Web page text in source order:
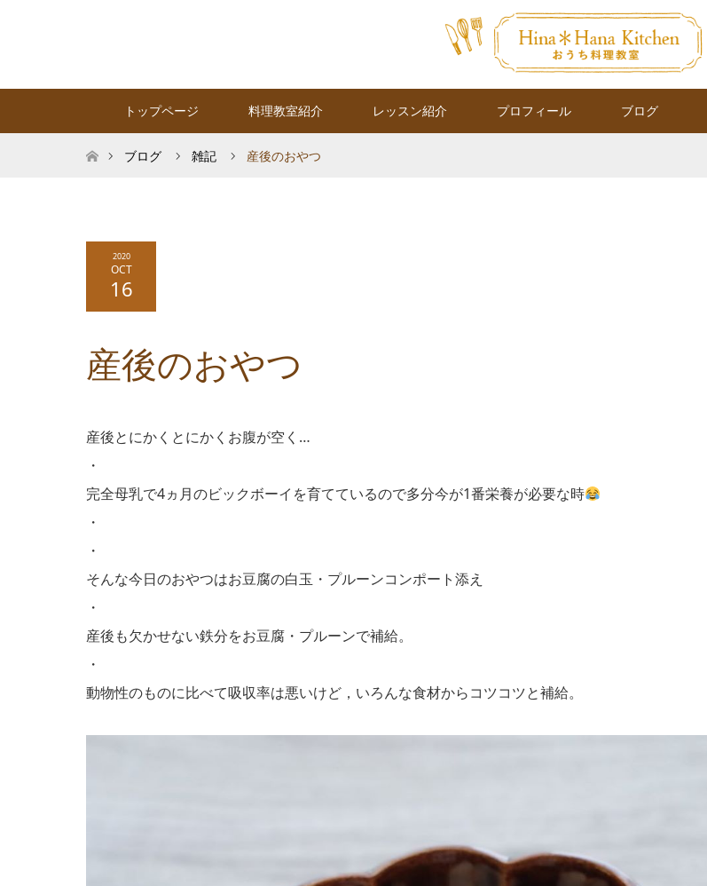
トップページ 料理教室紹介 レッスン紹介 プロフィール ブログ
ホームブログ 雑記 産後のおやつ
2020
OCT
16
産後のおやつ
産後とにかくとにかくお腹が空く…
・
完全母乳で4ヵ月のビックボーイを育てているので多分今が1番栄養が必要な時
・
・
そんな今日のおやつはお豆腐の白玉・プルーンコンポート添え
・
産後も欠かせない鉄分をお豆腐・プルーンで補給。
・
動物性のものに比べて吸収率は悪いけど，いろんな食材からコツコツと補給。